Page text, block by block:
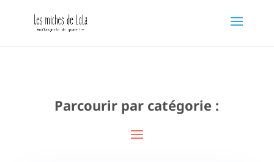
Parcourir par catégorie :